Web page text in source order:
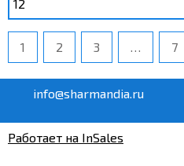
1 2 3 7
info@sharmandia.ru
Работает на InSales